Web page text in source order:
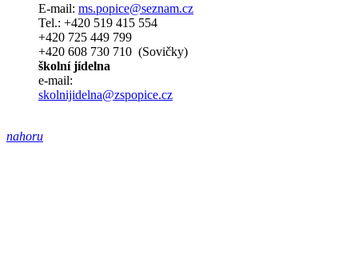
E-mail: ms.popice@seznam.cz
Tel.: +420 519 415 554
+420 725 449 799
+420 608 730 710 (Sovičky)
školní jídelna
e-mail:
skolnijidelna@zspopice.cz
nahoru